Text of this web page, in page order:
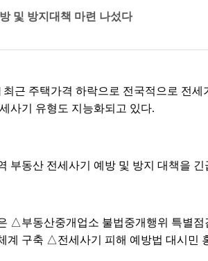
및 방지대책 마련 나섰다
근 주택가격 하락으로 전국적으로 전
사기 유형도 지능화되고 있다.
부동산 전세사기 예방 및 방지 대책을
△부동산중개업소 불법중개행위 특별
계 구축 △전세사기 피해 예방법 대시민